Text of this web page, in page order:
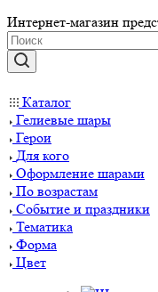
Интернет-магазин
Каталог
Гелиевые шары
Герои
Для кого
Оформление шарами
По возрастам
Событие и праздники
Тематика
Форма
Цвет